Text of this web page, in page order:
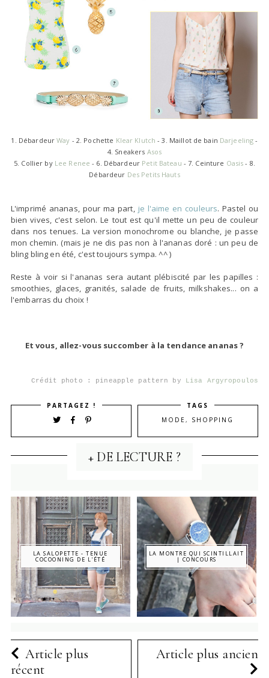
1. DébardeurWay - 2. Pochette Klear Klutch - 3. Maillot de bain Darjeeling -
4. Sneakers Asos
5. Collier by Lee Renee - 6. Débardeur Petit Bateau - 7. Ceinture Oasis - 8.
Débardeur Des Petits Hauts
L'imprimé ananas, pour ma part, je l'aime en couleurs. Pastel ou
bien vives, c'est selon. Le tout est qu'il mette un peu de couleur
dans nos tenues. La version monochrome ou blanche, je passe
mon chemin. (mais je ne dis pas non à l'ananas doré : un peu de
bling bling en été, c'est toujours sympa. ^^ )
Reste à voir si l'ananas sera autant plébiscité par les papilles :
smoothies, glaces, granités, salade de fruits, milkshakes... on a
l'embarras du choix !
Et vous, allez-vous succomber à la tendance ananas ?
Crédit photo : pineapple pattern by Lisa Argyropoulos
PARTAGEZ !
TAGS
MODE, SHOPPING
+ DE LECTURE ?
LA SALOPETTE - TENUE
COCOONING DE L'ÉTÉ
LA MONTRE QUI SCINTILLAIT
| CONCOURS
Article plus
récent
Article plus ancien